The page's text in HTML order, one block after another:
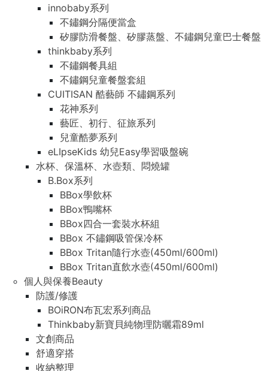
innobaby系列
不鏽鋼分隔便當盒
矽膠防滑餐盤、矽膠蒸盤、不鏽鋼兒童巴士餐盤
thinkbaby系列
不鏽鋼餐具組
不鏽鋼兒童餐盤套組
CUITISAN 酷藝師 不鏽鋼系列
花神系列
藝匠、初行、征旅系列
兒童酷夢系列
eLIpseKids 幼兒Easy學習吸盤碗
水杯、保溫杯、水壺類、悶燒罐
B.Box系列
BBox學飲杯
BBox鴨嘴杯
BBox四合一套裝水杯組
BBox 不鏽鋼吸管保冷杯
BBox Tritan隨行水壺(450ml/600ml)
BBox Tritan直飲水壺(450ml/600ml)
個人與保養Beauty
防護/修護
BOiRON布瓦宏系列商品
Thinkbaby新寶貝純物理防曬霜89ml
文創商品
舒適穿搭
收納整理